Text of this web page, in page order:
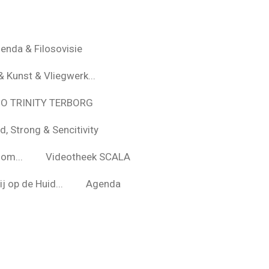
& Filosovisie
Kunst & Vliegwerk...
TRINITY TERBORG
Strong & Sencitivity
Videotheek SCALA
op de Huid... Agenda